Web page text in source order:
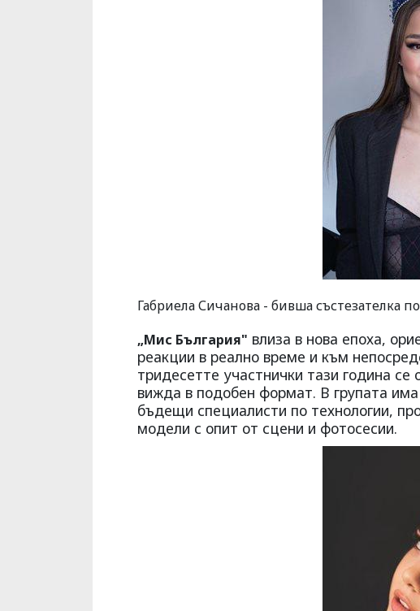
Габриела Сичанова - бивша състезателка
„Мис България" влиза в нова епоха,
реакции в реално време и към
тридесетте участнички тази година се
вижда в подобен формат. В групата
бъдещи специалисти по технологии,
модели с опит от сцени и фотосесии.